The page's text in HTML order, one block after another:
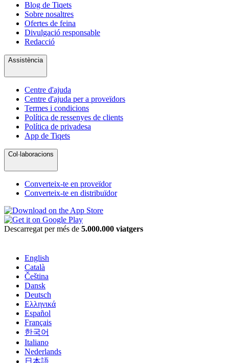
Blog de Tiqets
Sobre nosaltres
Ofertes de feina
Divulgació responsable
Redacció
Assistència
Centre d'ajuda
Centre d'ajuda per a proveïdors
Termes i condicions
Política de ressenyes de clients
Política de privadesa
App de Tiqets
Col·laboracions
Converteix-te en proveïdor
Converteix-te en distribuïdor
Descarregat per més de 5.000.000 viatgers
English
Català
Čeština
Dansk
Deutsch
Ελληνικά
Español
Français
한국어
Italiano
Nederlands